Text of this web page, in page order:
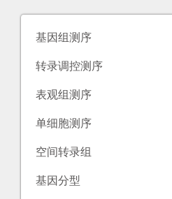
基因组测序
转录调控测序
表观组测序
单细胞测序
空间转录组
基因分型